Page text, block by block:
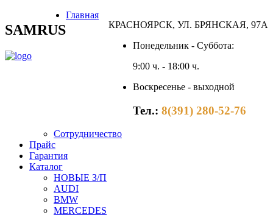
SAMRUS
КРАСНОЯРСК, УЛ. БРЯНСКАЯ, 97А
Понедельник - Суббота:
9:00 ч. - 18:00 ч.
Воскресенье - выходной
Тел.: 8(391) 280-52-76
Главная
Сотрудничество
Прайс
Гарантия
Каталог
НОВЫЕ З/П
AUDI
BMW
MERCEDES